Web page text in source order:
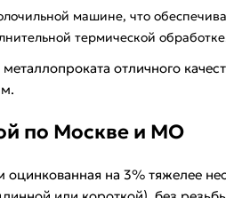
машине, что
термической
отличного
по Москве и МО
на 3% тяжелее